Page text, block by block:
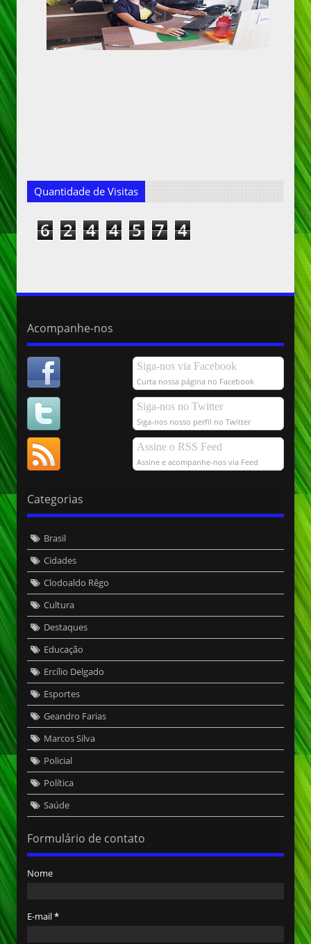
Quantidade de Visitas
6 2 4 4 5 7 4
Acompanhe-nos
Siga-nos via Facebook
Curta nossa página no Facebook
Siga-nos no Twitter
Siga-nos nosso perfil no Twitter
Assine o RSS Feed
Assine e acompanhe-nos via Feed
Categorias
Brasil
Cidades
Clodoaldo Rêgo
Cultura
Destaques
Educação
Ercílio Delgado
Esportes
Geandro Farias
Marcos Silva
Policial
Política
Saúde
Formulário de contato
Nome
E-mail*